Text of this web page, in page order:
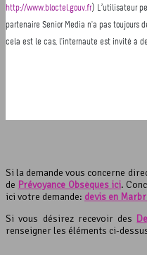
Si la demande vous concerne
de Prévoyance Obsèques ici.
ici votre demande: devis en
Si vous désirez recevoir des
renseigner les éléments ci-